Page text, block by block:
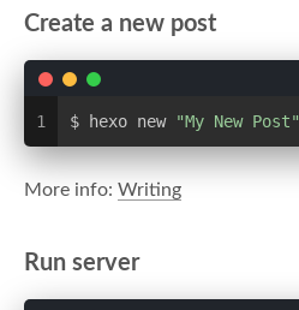
Create a new post
1 $ hexo new "My New Post"
More info: Writing
Run server